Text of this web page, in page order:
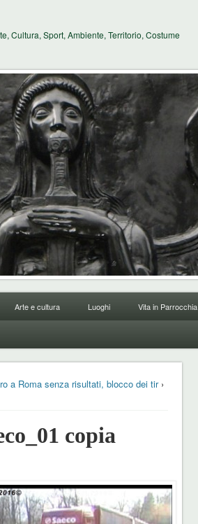
Cultura, Sport, Ambiente, Territorio, Costume
Arte e cultura Luoghi Vita in Parrocchia
a Roma senza risultati, blocco dei tir›
copia